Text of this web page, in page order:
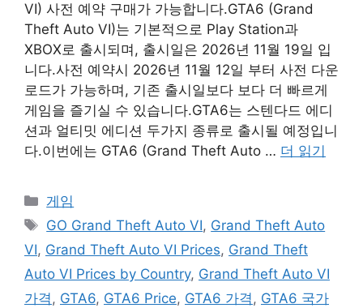
VI) 사전 예약 구매가 가능합니다.GTA6 (Grand
Theft Auto VI)는 기본적으로 Play Station과
XBOX로 출시되며, 출시일은 2026년 11월 19일 입
니다.사전 예약시 2026년 11월 12일 부터 사전 다운
로드가 가능하며, 기존 출시일보다 보다 더 빠르게
게임을 즐기실 수 있습니다.GTA6는 스텐다드 에디
션과 얼티밋 에디션 두가지 종류로 출시될 예정입니
다.이번에는 GTA6 (Grand Theft Auto … 더 읽기
카
테
리
게임
태
그
GO Grand Theft Auto VI, Grand Theft Auto
VI, Grand Theft Auto VI Prices, Grand Theft
Auto VI Prices by Country, Grand Theft Auto VI
가격, GTA6, GTA6 Price, GTA6 가격, GTA6 국가